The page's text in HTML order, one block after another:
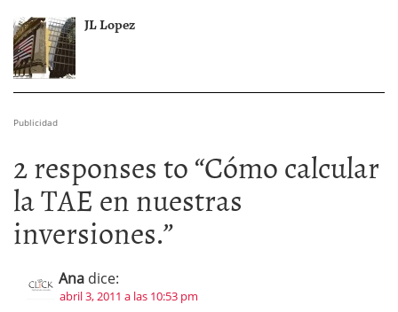
JL Lopez
Publicidad
2 responses to “Cómo calcular
la TAE en nuestras
inversiones.”
Ana dice:
abril 3, 2011 a las 10:53 pm